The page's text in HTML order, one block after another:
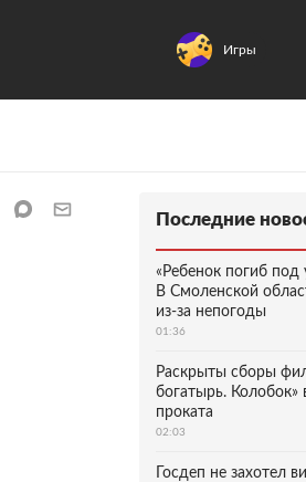
Игры
Последние
«Ребенок погиб
В Смоленской
из-за непогоды
01:36
Раскрыты сборы
богатырь. Колобок»
проката
02:03
Госдеп не захотел